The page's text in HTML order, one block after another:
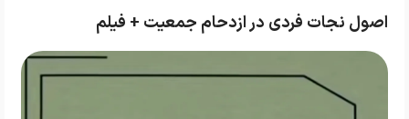
اصول نجات فردی در ازدحام جمعیت + فیلم